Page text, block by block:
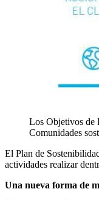
Los Objetivos de
Comunidades
El Plan de
actividades realizar
Una nueva forma de